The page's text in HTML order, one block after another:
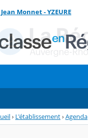
Monnet - YZEURE
› L'établissement›Agenda